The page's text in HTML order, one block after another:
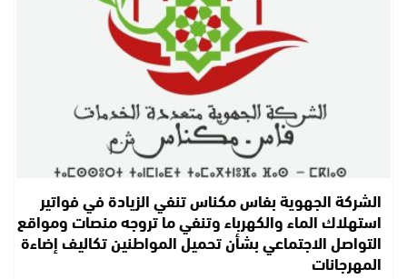
الشركة الجهوية بفاس مكناس تنفي الزيادة في فواتير
استهلاك الماء والكهرباء وتنفي ما تروجه منصات ومواقع
التواصل الاجتماعي بشأن تحميل المواطنين تكاليف إضاءة
المهرجانات